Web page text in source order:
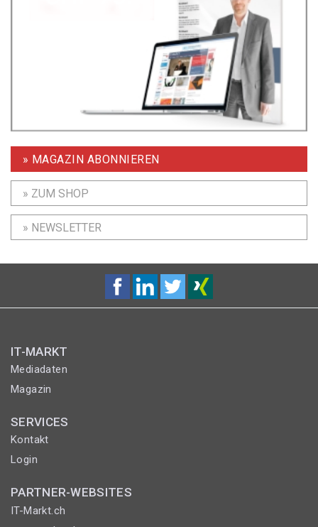
» MAGAZIN ABONNIEREN
» ZUM SHOP
» NEWSLETTER
IT-MARKT
Mediadaten
Magazin
SERVICES
Kontakt
Login
PARTNER-WEBSITES
IT-Markt.ch